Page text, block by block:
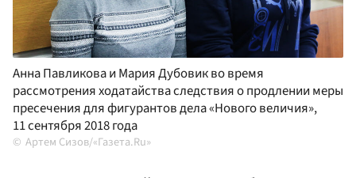
Анна Павликова и Мария Дубовик во время
рассмотрения ходатайства следствия о продлении меры
пресечения для фигурантов дела «Нового величия»,
11 сентября 2018 года
Артем Сизов/«Газета.Ru»